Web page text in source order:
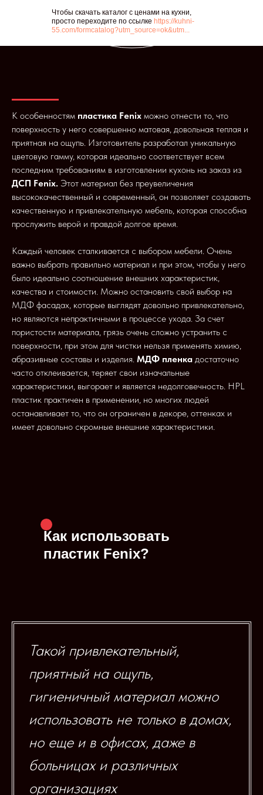
Чтобы скачать каталог с ценами на кухни,
просто переходите по ссылке https://kuhni-
55.com/formcatalog?utm_source=ok&utm...
К особенностям пластика Fenix можно отнести то, что
поверхность у него совершенно матовая, довольная теплая и
приятная на ощупь. Изготовитель разработал уникальную
цветовую гамму, которая идеально соответствует всем
последним требованиям в изготовлении кухонь на заказ из
ДСП Fenix. Этот материал без преувеличения
высококачественный и современный, он позволяет создавать
качественную и привлекательную мебель, которая способна
прослужить верой и правдой долгое время.
Каждый человек сталкивается с выбором мебели. Очень
важно выбрать правильно материал и при этом, чтобы у него
было идеально соотношение внешних характеристик,
качества и стоимости. Можно остановить свой выбор на
МДФ фасадах, которые выглядят довольно привлекательно,
но являются непрактичными в процессе ухода. За счет
пористости материала, грязь очень сложно устранить с
поверхности, при этом для чистки нельзя применять химию,
абразивные составы и изделия. МДФ пленка достаточно
часто отклеивается, теряет свои изначальные
характеристики, выгорает и является недолговечность. HPL
пластик практичен в применении, но многих людей
останавливает то, что он ограничен в декоре, оттенках и
имеет довольно скромные внешние характеристики.
Как использовать
пластик Fenix?
Такой привлекательный,
приятный на ощупь,
гигиеничный материал можно
использовать не только в домах,
но еще и в офисах, даже в
больницах и различных
организациях